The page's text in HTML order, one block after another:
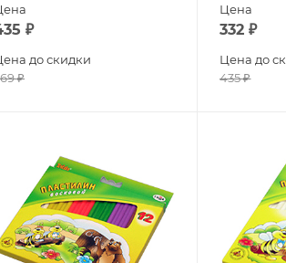
₽
до скидки
₽
Цена
332 ₽
Цена до
435₽